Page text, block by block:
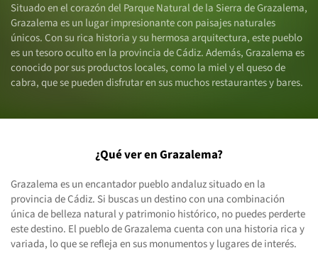
Situado en el corazón del Parque Natural de la Sierra de Grazalema,
Grazalema es un lugar impresionante con paisajes naturales
únicos. Con su rica historia y su hermosa arquitectura, este pueblo
es un tesoro oculto en la provincia de Cádiz. Además, Grazalema es
conocido por sus productos locales, como la miel y el queso de
cabra, que se pueden disfrutar en sus muchos restaurantes y bares.
¿Qué ver en Grazalema?
Grazalema es un encantador pueblo andaluz situado en la
provincia de Cádiz. Si buscas un destino con una combinación
única de belleza natural y patrimonio histórico, no puedes perderte
este destino. El pueblo de Grazalema cuenta con una historia rica y
variada, lo que se refleja en sus monumentos y lugares de interés.